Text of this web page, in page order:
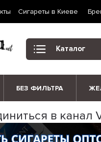
Сигареты в Киеве
Каталог
БЕЗ ФИЛЬТРА
в канал